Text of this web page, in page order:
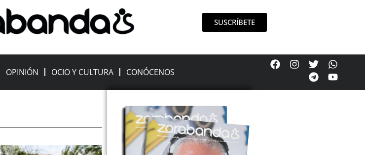
SUSCRÍBETE
OPINIÓN OCIO Y CULTURA CONÓCENOS